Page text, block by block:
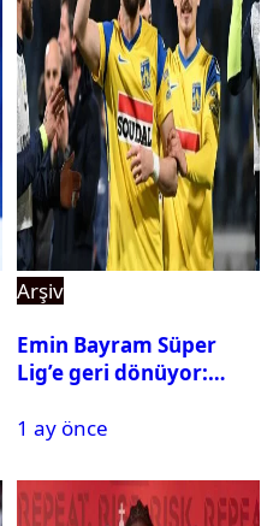
Arşiv
Emin Bayram Süper
Lig’e geri dönüyor:
1 ay önce